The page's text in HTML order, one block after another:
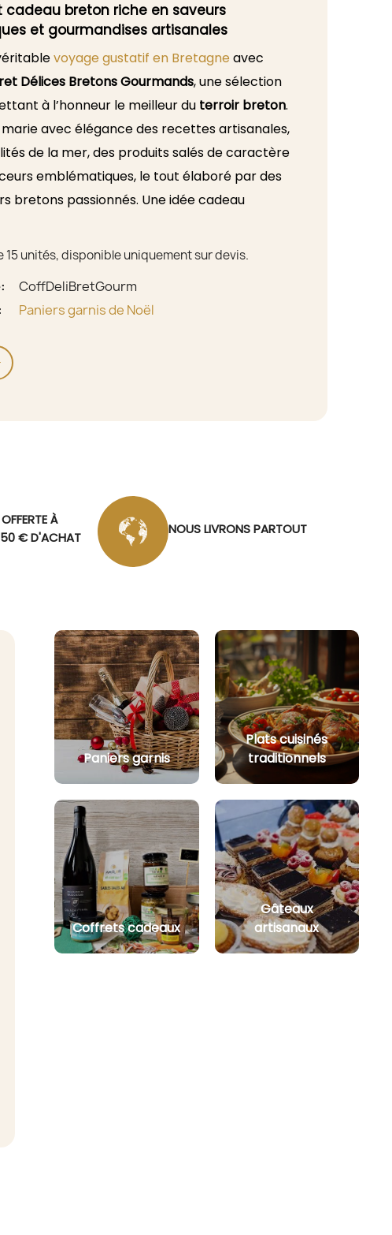
cadeau breton riche en saveurs
et gourmandises artisanales
voyage gustatif en Bretagne avec
Délices Bretons Gourmands, une sélection
à l’honneur le meilleur du terroir breton.
avec élégance des recettes artisanales,
de la mer, des produits salés de caractère
emblématiques, le tout élaboré par des
bretons passionnés. Une idée cadeau
un
une
attention gourmande
qui respire
15 unités, disponible uniquement sur devis.
CoffDeliBretGourm
Paniers garnis de Noël
À
50 € D'ACHAT
NOUS LIVRONS PARTOUT
Paniers garnis
Plats cuisinés
traditionnels
Coffrets cadeaux
Gâteaux
artisanaux